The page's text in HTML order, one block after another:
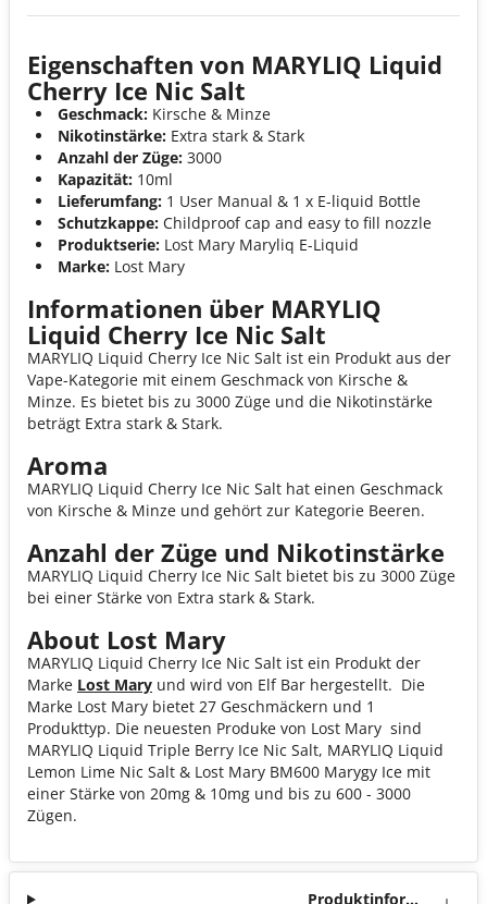
Eigenschaften von MARYLIQ Liquid
Cherry Ice Nic Salt
Geschmack: Kirsche & Minze
Nikotinstärke: Extra stark & Stark
Anzahl der Züge: 3000
Kapazität: 10ml
Lieferumfang: 1 User Manual & 1 x E-liquid Bottle
Schutzkappe: Childproof cap and easy to fill nozzle
Produktserie: Lost Mary Maryliq E-Liquid
Marke: Lost Mary
Informationen über MARYLIQ
Liquid Cherry Ice Nic Salt
MARYLIQ Liquid Cherry Ice Nic Salt ist ein Produkt aus der
Vape-Kategorie mit einem Geschmack von Kirsche &
Minze. Es bietet bis zu 3000 Züge und die Nikotinstärke
beträgt Extra stark & Stark.
Aroma
MARYLIQ Liquid Cherry Ice Nic Salt hat einen Geschmack
von Kirsche & Minze und gehört zur Kategorie Beeren.
Anzahl der Züge und Nikotinstärke
MARYLIQ Liquid Cherry Ice Nic Salt bietet bis zu 3000 Züge
bei einer Stärke von Extra stark & Stark.
About Lost Mary
MARYLIQ Liquid Cherry Ice Nic Salt ist ein Produkt der
Marke Lost Mary und wird von Elf Bar hergestellt. Die
Marke Lost Mary bietet 27 Geschmäckern und 1
Produkttyp. Die neuesten Produke von Lost Mary sind
MARYLIQ Liquid Triple Berry Ice Nic Salt, MARYLIQ Liquid
Lemon Lime Nic Salt & Lost Mary BM600 Marygy Ice mit
einer Stärke von 20mg & 10mg und bis zu 600 - 3000
Zügen.
Produktinforma